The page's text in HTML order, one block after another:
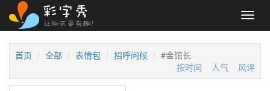
首页 全部 表情包 招呼问候
#金馆长
按时间
人气 风评